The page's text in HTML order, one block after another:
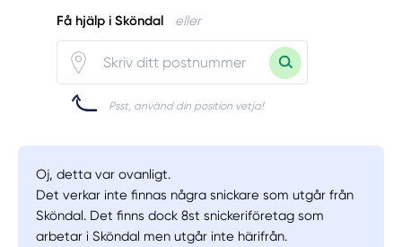
Få hjälp i Sköndal eller
Psst, använd din position vetja!
Oj, detta var ovanligt.
Det verkar inte finnas några snickare som utgår från
Sköndal. Det finns dock 8st snickeriföretag som
arbetar i Sköndal men utgår inte härifrån.